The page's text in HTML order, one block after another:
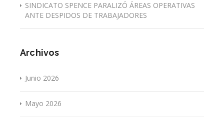
SINDICATO SPENCE PARALIZÓ ÁREAS OPERATIVAS
ANTE DESPIDOS DE TRABAJADORES
Archivos
Junio 2026
Mayo 2026